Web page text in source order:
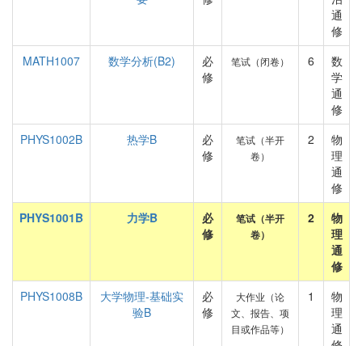
通
修
MATH1007
数学分析(B2)
必
修
笔试（闭卷） 6
数
学
通
修
PHYS1002B
热学B
必
修
笔试（半开
卷）
2
物
理
通
修
PHYS1001B
力学B
必
修
笔试（半开
卷）
2
物
理
通
修
PHYS1008B
大学物理-基础实
验B
必
修
大作业（论
文、报告、项
目或作品等）
1
物
理
通